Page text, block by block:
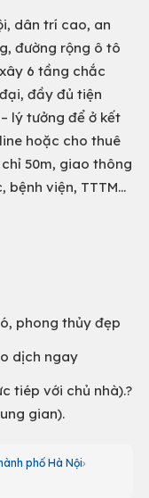
dân trí cao, an
đường rộng ô tô
6 tầng chắc
đầy đủ tiện
lý tưởng để ở kết
hoặc cho thuê
50m, giao thông
bệnh viện, TTTM…
phong thủy đẹp
dịch ngay
tiép với chủ nhà).?
gian).
phố Hà Nội